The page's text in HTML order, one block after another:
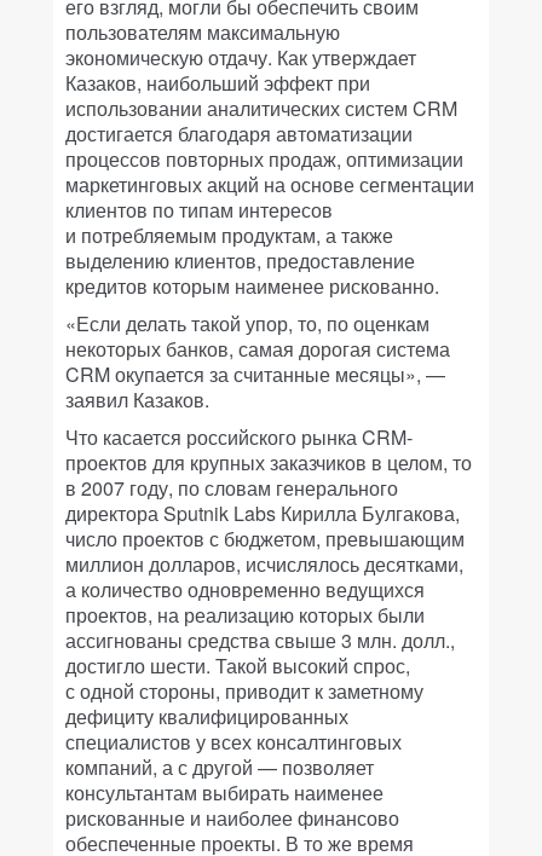
его взгляд, могли бы обеспечить своим
пользователям максимальную
экономическую отдачу. Как утверждает
Казаков, наибольший эффект при
использовании аналитических систем CRM
достигается благодаря автоматизации
процессов повторных продаж, оптимизации
маркетинговых акций на основе сегментации
клиентов по типам интересов
и потребляемым продуктам, а также
выделению клиентов, предоставление
кредитов которым наименее рискованно.
«Если делать такой упор, то, по оценкам
некоторых банков, самая дорогая система
CRM окупается за считанные месяцы», —
заявил Казаков.
Что касается российского рынка CRM-
проектов для крупных заказчиков в целом, то
в 2007 году, по словам генерального
директора Sputnik Labs Кирилла Булгакова,
число проектов с бюджетом, превышающим
миллион долларов, исчислялось десятками,
а количество одновременно ведущихся
проектов, на реализацию которых были
ассигнованы средства свыше 3 млн. долл.,
достигло шести. Такой высокий спрос,
с одной стороны, приводит к заметному
дефициту квалифицированных
специалистов у всех консалтинговых
компаний, а с другой — позволяет
консультантам выбирать наименее
рискованные и наиболее финансово
обеспеченные проекты. В то же время